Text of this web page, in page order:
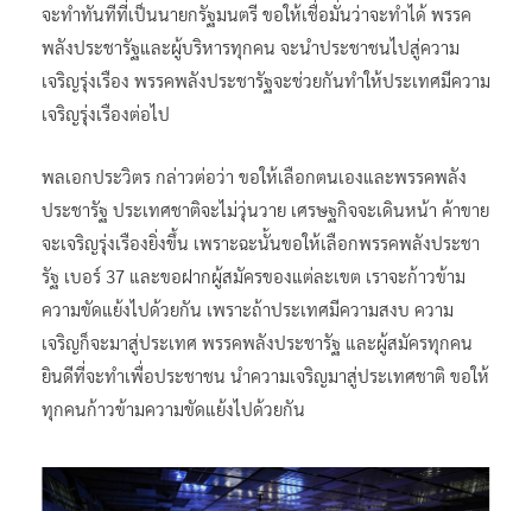
จะทําทันทีที่เป็นนายกรัฐมนตรี ขอให้เชื่อมั่นว่าจะทำได้ พรรค
พลังประชารัฐและผู้บริหารทุกคน จะนําประชาชนไปสู่ความ
เจริญรุ่งเรือง พรรคพลังประชารัฐจะช่วยกันทำให้ประเทศมีความ
เจริญรุ่งเรืองต่อไป
พลเอกประวิตร กล่าวต่อว่า ขอให้เลือกตนเองและพรรคพลัง
ประชารัฐ ประเทศชาติจะไม่วุ่นวาย เศรษฐกิจจะเดินหน้า ค้าขาย
จะเจริญรุ่งเรืองยิ่งขึ้น เพราะฉะนั้นขอให้เลือกพรรคพลังประชา
รัฐ เบอร์ 37 และขอฝากผู้สมัครของแต่ละเขต เราจะก้าวข้าม
ความขัดแย้งไปด้วยกัน เพราะถ้าประเทศมีความสงบ ความ
เจริญก็จะมาสู่ประเทศ พรรคพลังประชารัฐ และผู้สมัครทุกคน
ยินดีที่จะทำเพื่อประชาชน นำความเจริญมาสู่ประเทศชาติ ขอให้
ทุกคนก้าวข้ามความขัดแย้งไปด้วยกัน